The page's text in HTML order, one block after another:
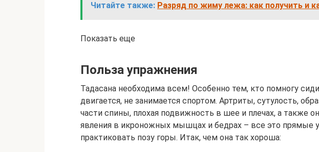
Читайте также: Разряд по жиму лежа: как получить и
Показать еще
Польза упражнения
Тадасана необходима всем! Особенно тем, кто помногу
двигается, не занимается спортом. Артриты, сутулость,
части спины, плохая подвижность в шее и плечах, а также
явления в икроножных мышцах и бедрах – все это прямые
практиковать позу горы. Итак, чем она так хороша: